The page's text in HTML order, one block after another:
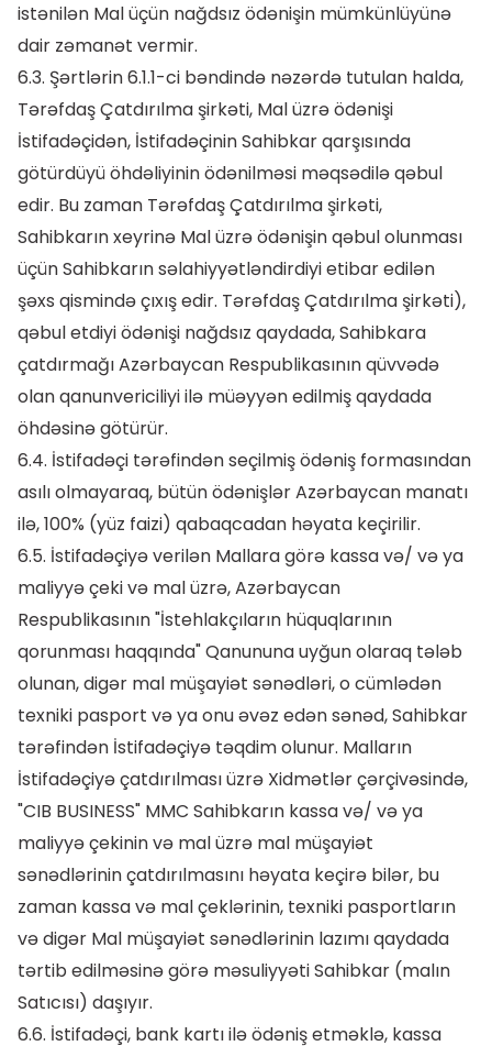
istənilən Mal üçün nağdsız ödənişin mümkünlüyünə
dair zəmanət vermir.
6.3. Şərtlərin 6.1.1-ci bəndində nəzərdə tutulan halda,
Tərəfdaş Çatdırılma şirkəti, Mal üzrə ödənişi
İstifadəçidən, İstifadəçinin Sahibkar qarşısında
götürdüyü öhdəliyinin ödənilməsi məqsədilə qəbul
edir. Bu zaman Tərəfdaş Çatdırılma şirkəti,
Sahibkarın xeyrinə Mal üzrə ödənişin qəbul olunması
üçün Sahibkarın səlahiyyətləndirdiyi etibar edilən
şəxs qismində çıxış edir. Tərəfdaş Çatdırılma şirkəti),
qəbul etdiyi ödənişi nağdsız qaydada, Sahibkara
çatdırmağı Azərbaycan Respublikasının qüvvədə
olan qanunvericiliyi ilə müəyyən edilmiş qaydada
öhdəsinə götürür.
6.4. İstifadəçi tərəfindən seçilmiş ödəniş formasından
asılı olmayaraq, bütün ödənişlər Azərbaycan manatı
ilə, 100% (yüz faizi) qabaqcadan həyata keçirilir.
6.5. İstifadəçiyə verilən Mallara görə kassa və/ və ya
maliyyə çeki və mal üzrə, Azərbaycan
Respublikasının "İstehlakçıların hüquqlarının
qorunması haqqında" Qanununa uyğun olaraq tələb
olunan, digər mal müşayiət sənədləri, o cümlədən
texniki pasport və ya onu əvəz edən sənəd, Sahibkar
tərəfindən İstifadəçiyə təqdim olunur. Malların
İstifadəçiyə çatdırılması üzrə Xidmətlər çərçivəsində,
"CIB BUSINESS" MMC Sahibkarın kassa və/ və ya
maliyyə çekinin və mal üzrə mal müşayiət
sənədlərinin çatdırılmasını həyata keçirə bilər, bu
zaman kassa və mal çeklərinin, texniki pasportların
və digər Mal müşayiət sənədlərinin lazımı qaydada
tərtib edilməsinə görə məsuliyyəti Sahibkar (malın
Satıcısı) daşıyır.
6.6. İstifadəçi, bank kartı ilə ödəniş etməklə, kassa